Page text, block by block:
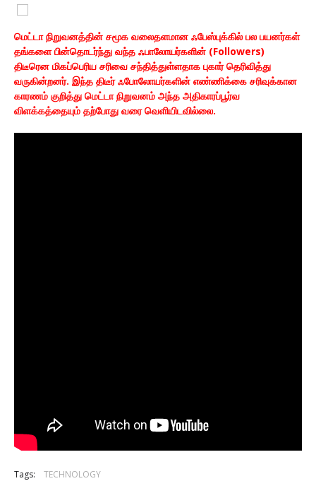
மெட்டா நிறுவனத்தின் சமூக வலைதளமான ஃபேஸ்புக்கில் பல பயனர்கள்
தங்களை பின்தொடர்ந்து வந்த ஃபாலோயர்களின் (Followers)
திடீரென மிகப்பெரிய சரிவை சந்தித்துள்ளதாக புகார் தெரிவித்து
வருகின்றனர். இந்த திடீர் ஃபோலோயர்களின் எண்ணிக்கை சரிவுக்கான
காரணம் குறித்து மெட்டா நிறுவனம் அந்த அதிகாரப்பூர்வ
விளக்கத்தையும் தற்போது வரை வெளியிடவில்லை.
Tags: TECHNOLOGY